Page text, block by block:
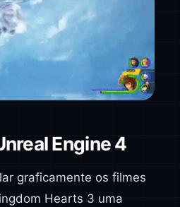
Engine 4
graficamente os filmes
Hearts 3 uma